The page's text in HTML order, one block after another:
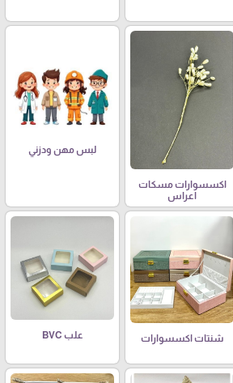
اكسسوارات مسكات
اعراس
لبس مهن ودزني
شنتات اكسسوارات علب BVC